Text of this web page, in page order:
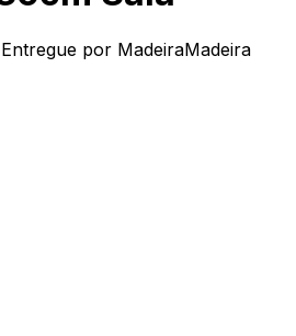
| Entregue por MadeiraMadeira